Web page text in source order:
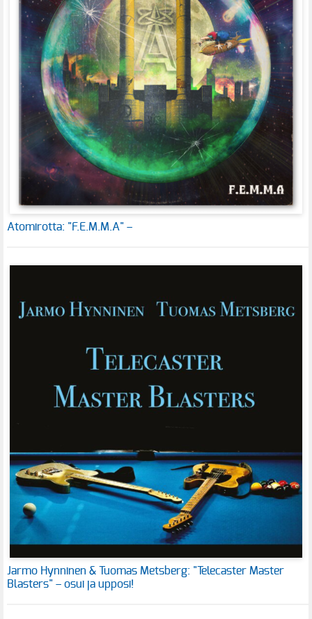
Atomirotta: "F.E.M.M.A" –
Jarmo Hynninen & Tuomas Metsberg: "Telecaster Master
Blasters" – osui ja upposi!